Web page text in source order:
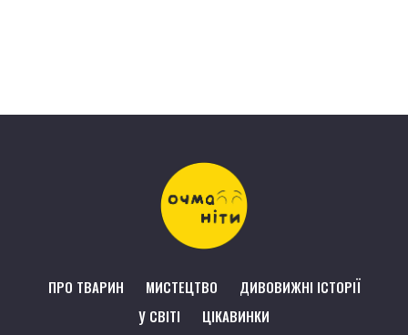
ПРО ТВАРИН МИСТЕЦТВО
ДИВОВИЖНІ ІСТОРІЇ
У СВІТІ
ЦІКАВИНКИ